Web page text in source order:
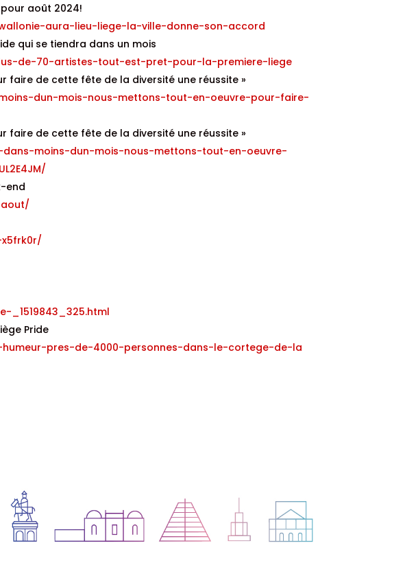
pour août 2024!
aura-lieu-liege-la-ville-donne-son-accord
qui se tiendra dans un mois
de-70-artistes-tout-est-pret-pour-la-premiere-liege
faire de cette fête de la diversité une réussite »
dun-mois-nous-mettons-tout-en-oeuvre-pour-faire-
faire de cette fête de la diversité une réussite »
moins-dun-mois-nous-mettons-tout-en-oeuvre-
end
Pride
pres-de-4000-personnes-dans-le-cortege-de-la